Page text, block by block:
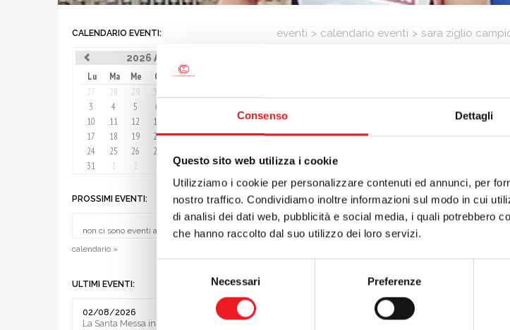
Consenso Dettagli
Questo sito web utilizza i cookie
Utilizziamo i cookie per personalizzare contenuti ed annunci, per
nostro traffico. Condividiamo inoltre informazioni sul modo in cui
di analisi dei dati web, pubblicità e social media, i quali potrebbero
che hanno raccolto dal suo utilizzo dei loro servizi.
Necessari Preferenze
CALENDARIO EVENTI:
2026 Agosto
Lu Ma Me Gi Ve
27
28 29 30
3
4 5 6
10
11 12 13
17
18 19 20 21 22
23
24
25 26 27
31
1 2 3 4 5 6
PROSSIMI EVENTI:
non ci sono eventi al momento
calendario »
ULTIMI EVENTI:
02/08/2026
La Santa Messa in riva al lago
eventi > calendario eventi > sara ziglio
sale sul gradino più alto del podio ai
tenutisi a Rivergaro (PC). Con una prova esaltante
conquistando il titolo di Campionessa Italiana,
Grosso rammarico invece per
,
Peccato perché Banti aveva condotto una gara
al terzo posto di categoria. La buona notizia è
Stessa sorte è toccata al Campione italiano di
nella top 20 finale. In generale la partecipazione
classico, è stata positiva. Hanno conquistato
combinata:Franceschi Morgan, Domenico
assemblea generale ordinaria (seconda
orario pasquale di apertura del front office